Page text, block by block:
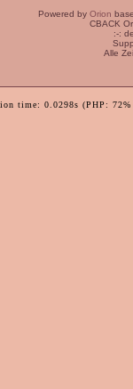
Powered by Orion
CBACK
:-:
Alle
time: 0.0298s (PHP: